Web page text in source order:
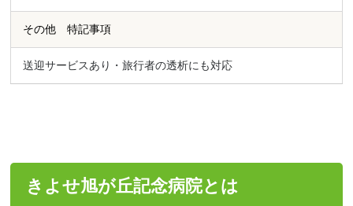
その他 特記事項
送迎サービスあり・旅行者の透析にも対応
きよせ旭が丘記念病院とは